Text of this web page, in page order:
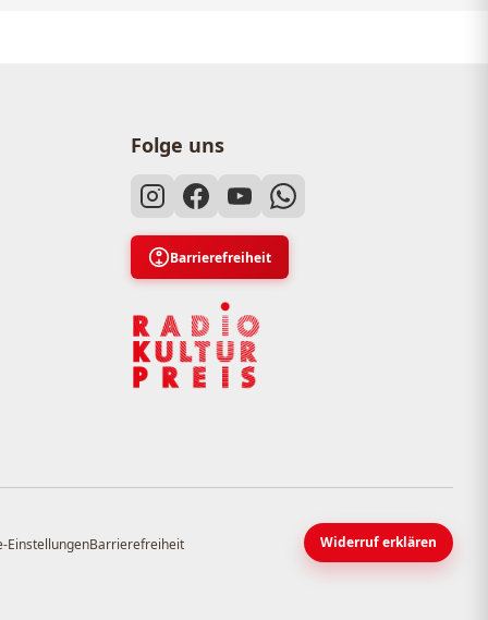
Folge uns
Barrierefreiheit
EinstellungenBarrierefreiheit Widerruf erklären